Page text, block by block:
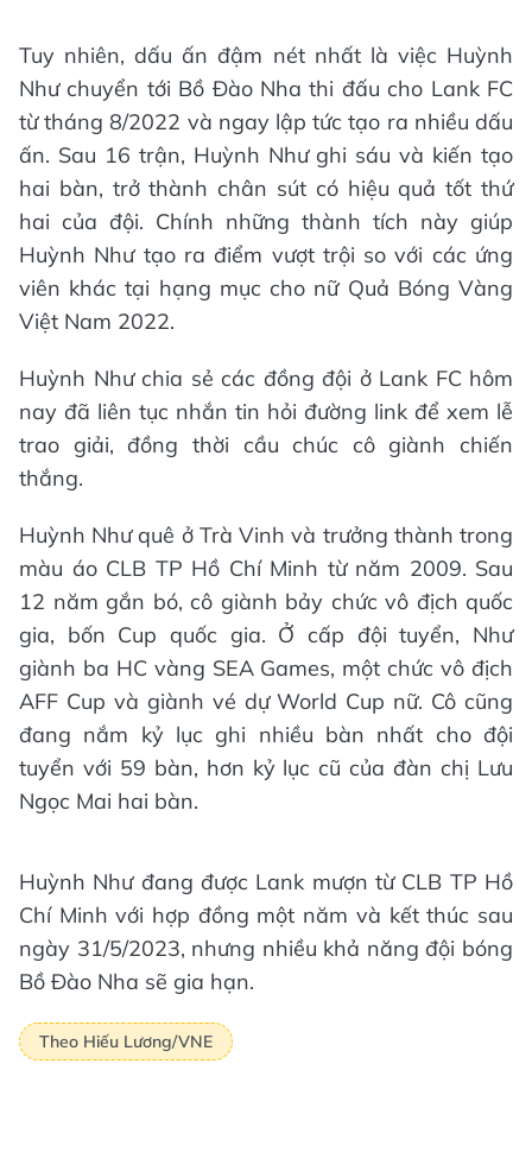
Tuy nhiên, dấu ấn đậm nét nhất là việc Huỳnh
Như chuyển tới Bồ Đào Nha thi đấu cho Lank FC
từ tháng 8/2022 và ngay lập tức tạo ra nhiều dấu
ấn. Sau 16 trận, Huỳnh Như ghi sáu và kiến tạo
hai bàn, trở thành chân sút có hiệu quả tốt thứ
hai của đội. Chính những thành tích này giúp
Huỳnh Như tạo ra điểm vượt trội so với các ứng
viên khác tại hạng mục cho nữ Quả Bóng Vàng
Việt Nam 2022.
Huỳnh Như chia sẻ các đồng đội ở Lank FC hôm
nay đã liên tục nhắn tin hỏi đường link để xem lễ
trao giải, đồng thời cầu chúc cô giành chiến
thắng.
Huỳnh Như quê ở Trà Vinh và trưởng thành trong
màu áo CLB TP Hồ Chí Minh từ năm 2009. Sau
12 năm gắn bó, cô giành bảy chức vô địch quốc
gia, bốn Cup quốc gia. Ở cấp đội tuyển, Như
giành ba HC vàng SEA Games, một chức vô địch
AFF Cup và giành vé dự World Cup nữ. Cô cũng
đang nắm kỷ lục ghi nhiều bàn nhất cho đội
tuyển với 59 bàn, hơn kỷ lục cũ của đàn chị Lưu
Ngọc Mai hai bàn.
Huỳnh Như đang được Lank mượn từ CLB TP Hồ
Chí Minh với hợp đồng một năm và kết thúc sau
ngày 31/5/2023, nhưng nhiều khả năng đội bóng
Bồ Đào Nha sẽ gia hạn.
Theo Hiếu Lương/VNE